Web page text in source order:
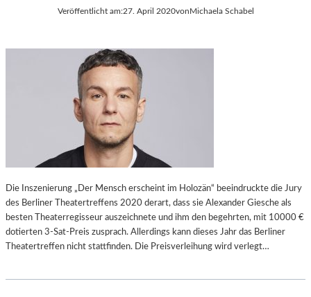
Veröffentlicht am:27. April 2020vonMichaela Schabel
Die Inszenierung „Der Mensch erscheint im Holozän“ beeindruckte die Jury
des Berliner Theatertreffens 2020 derart, dass sie Alexander Giesche als
besten Theaterregisseur auszeichnete und ihm den begehrten, mit 10000 €
dotierten 3-Sat-Preis zusprach. Allerdings kann dieses Jahr das Berliner
Theatertreffen nicht stattfinden. Die Preisverleihung wird verlegt…